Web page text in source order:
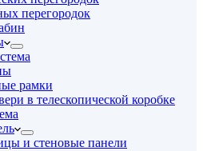
перегородок
рамки
в телескопической коробке
и стеновые панели